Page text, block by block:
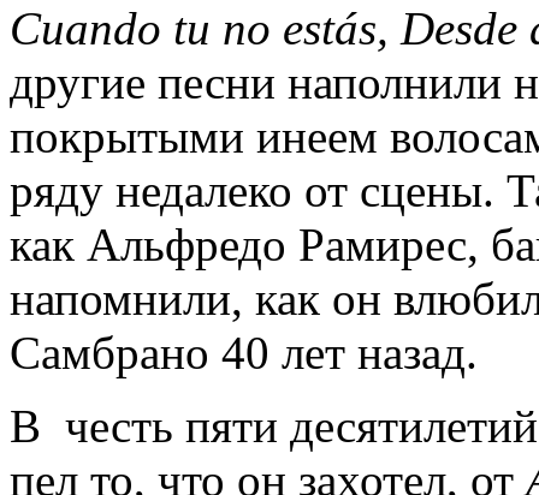
Cuando tu no estás,
другие песни наполнили
покрытыми инеем
ряду недалеко от сцены.
как Альфредо Рамирес,
напомнили, как он
Самбрано 40 лет назад.
В честь пяти
пел то, что он захотел, от